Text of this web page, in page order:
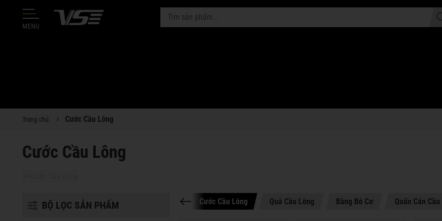
MENU
Trang chủ Cước Cầu Lông
Cước Cầu Lông
BỘ LỌC SẢN PHẨM Cước Cầu Lông Quả Cầu Lông Băng Bó Cơ Quấn Cán